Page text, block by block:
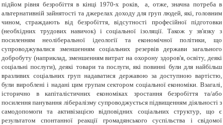
підйом рівня безробіття в кінці 1970-х років, а, отже, значна потреба в
альтернативній зайнятості та джерелах доходу для груп людей, які, головним
чином, страждають від безробіття, відсутності професійної підготовки
(необхідних трудових навичок) і соціальної ізоляції. Також у зв'язку з
посиленням неоліберальної ідеології та економічної політики, що
супроводжувалися зменшенням соціальних резервів держави загального
добробуту (наприклад, зменшенням витрат на охорону здоров'я, освіту, деякі
соціальні послуги), деякі товари та послуги, які повинні були для найбільш
вразливих соціальних груп надаватися державою за доступною вартістю,
були вироблені і надані цим групам сектором соціальної економіки. Взагалі,
історично в капіталістичних економіках зростання безробіття та/або
посилення панування лібералізму супроводжується підвищенням діяльності з
самодопомоги та активізацією відповідних соціальних структур, що є
результатом спонтанної реакції громадянського суспільства і свідомої